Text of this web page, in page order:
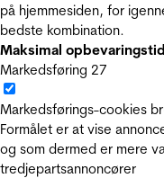
på hjemmesiden, for
bedste kombination.
Maksimal opbevaringstid
Markedsføring 27
Markedsførings-cookies
Formålet er at vise
og som dermed er mere
tredjepartsannoncører